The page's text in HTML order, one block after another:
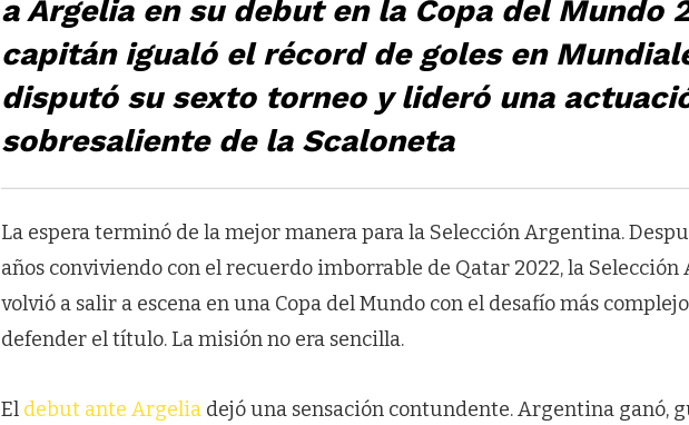
a Argelia en su debut en la Copa del Mundo
capitán igualó el récord de goles en
disputó su sexto torneo y lideró una
sobresaliente de la Scaloneta
La espera terminó de la mejor manera para la Selección Argentina.
años conviviendo con el recuerdo imborrable de Qatar 2022, la
volvió a salir a escena en una Copa del Mundo con el desafío más
defender el título. La misión no era sencilla.
El debut ante Argelia dejó una sensación contundente. Argentina ganó,